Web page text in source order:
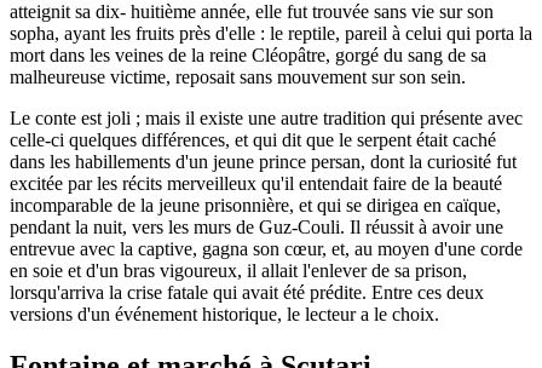
atteignit sa dix- huitième année, elle fut trouvée sans vie sur son
sopha, ayant les fruits près d'elle : le reptile, pareil à celui qui porta la
mort dans les veines de la reine Cléopâtre, gorgé du sang de sa
malheureuse victime, reposait sans mouvement sur son sein.
Le conte est joli ; mais il existe une autre tradition qui présente avec
celle-ci quelques différences, et qui dit que le serpent était caché
dans les habillements d'un jeune prince persan, dont la curiosité fut
excitée par les récits merveilleux qu'il entendait faire de la beauté
incomparable de la jeune prisonnière, et qui se dirigea en caïque,
pendant la nuit, vers les murs de Guz-Couli. Il réussit à avoir une
entrevue avec la captive, gagna son cœur, et, au moyen d'une corde
en soie et d'un bras vigoureux, il allait l'enlever de sa prison,
lorsqu'arriva la crise fatale qui avait été prédite. Entre ces deux
versions d'un événement historique, le lecteur a le choix.